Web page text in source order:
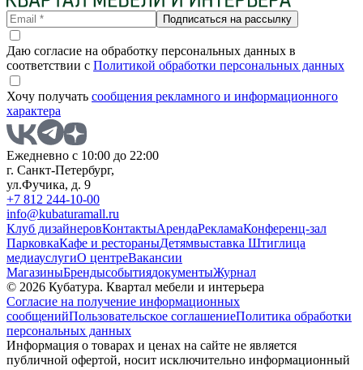
Подписаться на рассылку
Даю согласие на обработку персональных данных в
соответствии с Политикой обработки персональных данных
Хочу получать сообщения рекламного и информационного
характера
Ежедневно с 10:00 до 22:00
г. Санкт-Петербург,
ул.Фучика, д. 9
+7 812 244-10-00
info@kubaturamall.ru
Клуб дизайнеровКонтактыАрендаРекламаКонференц-зал
ПарковкаКафе и рестораныДетямвыставка Штиглица
медиауслугиО центреВакансии
МагазиныБрендысобытиядокументыЖурнал
© 2026 Кубатура. Квартал мебели и интерьера
Согласие на получение информационных
сообщенийПользовательское соглашениеПолитика обработки
персональных данных
Информация о товарах и ценах на сайте не является
публичной офертой, носит исключительно информационный